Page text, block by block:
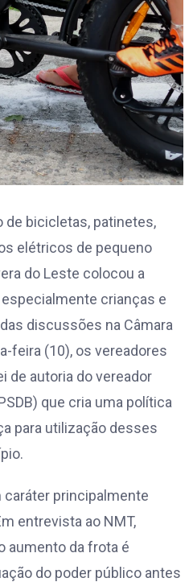
de bicicletas, patinetes,
elétricos de pequeno
do Leste colocou a
crianças e
discussões na Câmara
feira (10), os vereadores
de autoria do vereador
que cria uma política
para utilização desses
caráter principalmente
entrevista ao NMT,
aumento da frota é
do poder público antes